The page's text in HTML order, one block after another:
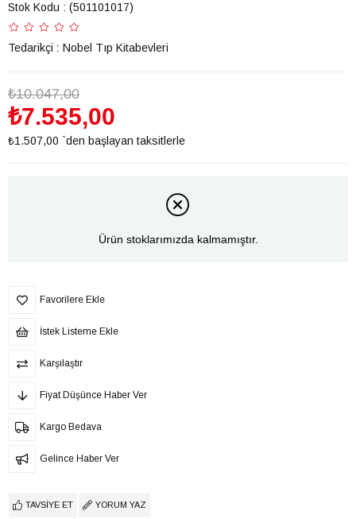
Stok Kodu (501101017)
Tedarikçi : Nobel Tıp Kitabevleri
₺10.047,00
₺7.535,00
₺1.507,00 `den başlayan taksitlerle
Ürün stoklarımızda kalmamıştır.
Favorilere Ekle
İstek Listeme Ekle
Karşılaştır
Fiyat Düşünce Haber Ver
Kargo Bedava
Gelince Haber Ver
TAVSIYE ET YORUM YAZ